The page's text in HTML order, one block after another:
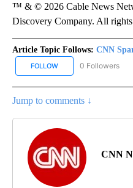
™ & © 2026 Cable News
Discovery Company. All rights
Article Topic Follows: CNN
FOLLOW FOLLOW "CNN
0 Followers
Jump to comments ↓
CNN